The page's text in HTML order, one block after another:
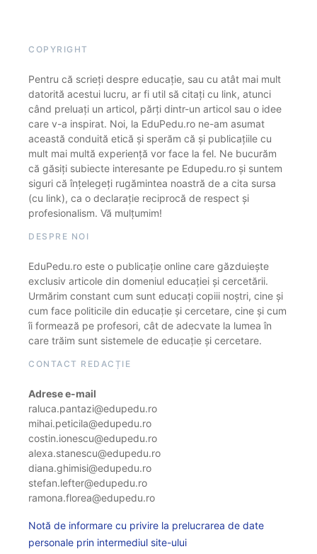
COPYRIGHT
Pentru că scrieți despre educație, sau cu atât mai mult
datorită acestui lucru, ar fi util să citați cu link, atunci
când preluați un articol, părți dintr-un articol sau o idee
care v-a inspirat. Noi, la EduPedu.ro ne-am asumat
această conduită etică și sperăm că și publicațiile cu
mult mai multă experiență vor face la fel. Ne bucurăm
că găsiți subiecte interesante pe Edupedu.ro și suntem
siguri că înțelegeți rugămintea noastră de a cita sursa
(cu link), ca o declarație reciprocă de respect și
profesionalism. Vă mulțumim!
DESPRE NOI
EduPedu.ro este o publicație online care găzduiește
exclusiv articole din domeniul educației și cercetării.
Urmărim constant cum sunt educați copiii noștri, cine și
cum face politicile din educație și cercetare, cine și cum
îi formează pe profesori, cât de adecvate la lumea în
care trăim sunt sistemele de educație și cercetare.
CONTACT REDACȚIE
Adrese e-mail
raluca.pantazi@edupedu.ro
mihai.peticila@edupedu.ro
costin.ionescu@edupedu.ro
alexa.stanescu@edupedu.ro
diana.ghimisi@edupedu.ro
stefan.lefter@edupedu.ro
ramona.florea@edupedu.ro
Notă de informare cu privire la prelucrarea de date
personale prin intermediul site-ului